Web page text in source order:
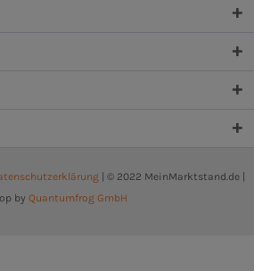
| © 2022 MeinMarktstand.de |
by Quantumfrog GmbH